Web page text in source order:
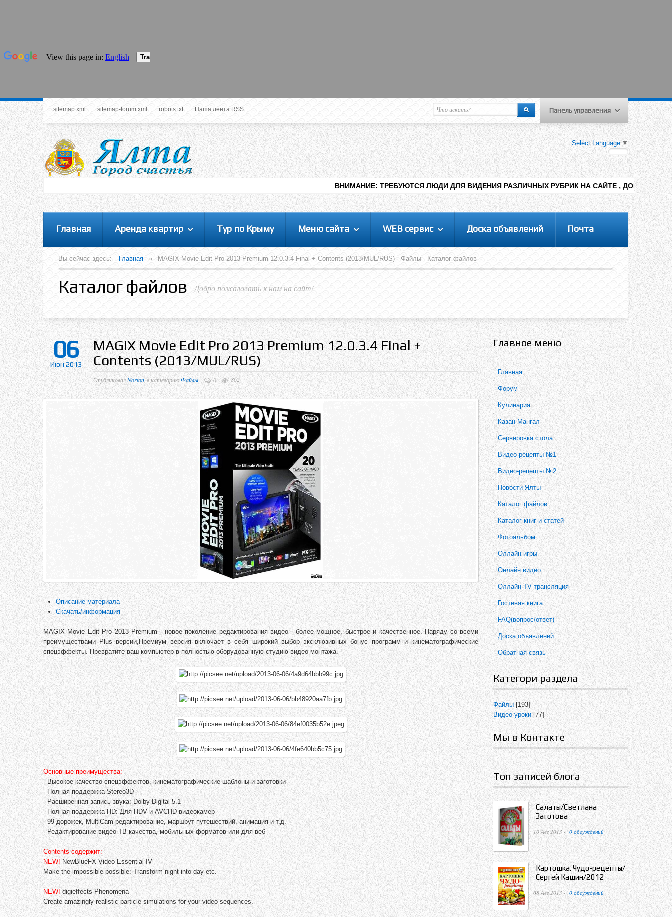
У вас нет прав просматривать данное меню,
пожалуйста, войдите на сайт под своим
логином или зарегестрируйтесь! Это позволит
вам пользоваться всеми функциями нашего
Здравствуйте уважаемыйГость. Чтобы
пользоваться данной панелью
управления, вам необходимо
авторизоваться на сайте под своим
логином, либо пройти регистрацию.
Меню пользователя
Вход на сайт
Регистрация
Панель управления
sitemap.xml sitemap-forum.xml robots.txt Наша лента RSS
Select Language ▼
ВНИМАНИЕ: ТРЕБУЮТСЯ ЛЮДИ ДЛЯ ВИДЕНИЯ РАЗЛИЧНЫХ РУБРИК НА САЙТЕ , ДОБАВЛЕНИЯ
Главная Аренда квартир Тур по Крыму Меню сайта WEB сервис Доска объявлений Почта
Вы сейчас здесь: Главная » MAGIX Movie Edit Pro 2013 Premium 12.0.3.4 Final + Contents (2013/MUL/RUS) - Файлы - Каталог файлов
Каталог файлов Добро пожаловать к нам на сайт!
06
Июн 2013
MAGIX Movie Edit Pro 2013 Premium 12.0.3.4 Final +
Contents (2013/MUL/RUS)
ОпубликовалNorton в категориюФайлы 0 862
Описание материала
Скачать/информация
MAGIX Movie Edit Pro 2013 Premium - новое поколение редактирования видео - более мощное, быстрое и качественное. Наряду со всеми
преимуществами Plus версии,Премиум версия включает в себя широкий выбор эксклюзивных бонус программ и кинематографические
спецэффекты. Превратите ваш компьютер в полностью оборудованную студию видео монтажа.
Основные преимущества:
- Высокое качество спецэффектов, кинематографические шаблоны и заготовки
- Полная поддержка Stereo3D
- Расширенная запись звука: Dolby Digital 5.1
- Полная поддержка HD: Для HDV и AVCHD видеокамер
- 99 дорожек, MultiCam редактирование, маршрут путешествий, анимация и т.д.
- Редактирование видео ТВ качества, мобильных форматов или для веб
Contents содержит:
NEW!NewBlueFX Video Essential IV
Make the impossible possible: Transform night into day etc.
NEW!digieffects Phenomena
Create amazingly realistic particle simulations for your video sequences.
Главное меню
Главная
Форум
Кулинария
Казан-Мангал
Серверовка стола
Видео-рецепты №1
Видео-рецепты №2
Новости Ялты
Каталог файлов
Каталог книг и статей
Фотоальбом
Оллайн игры
Онлайн видео
Оллайн TV трансляция
Гостевая книга
FAQ(вопрос/ответ)
Доска объявлений
Обратная связь
Категори раздела
Файлы [193]
Видео-уроки [77]
Мы в Контакте
Топ записей блога
Салаты/Светлана
Заготова
10 Авг 2013 · 0 обсуждений
Картошка. Чудо-рецепты/
Сергей Кашин/2012
08 Авг 2013 · 0 обсуждений